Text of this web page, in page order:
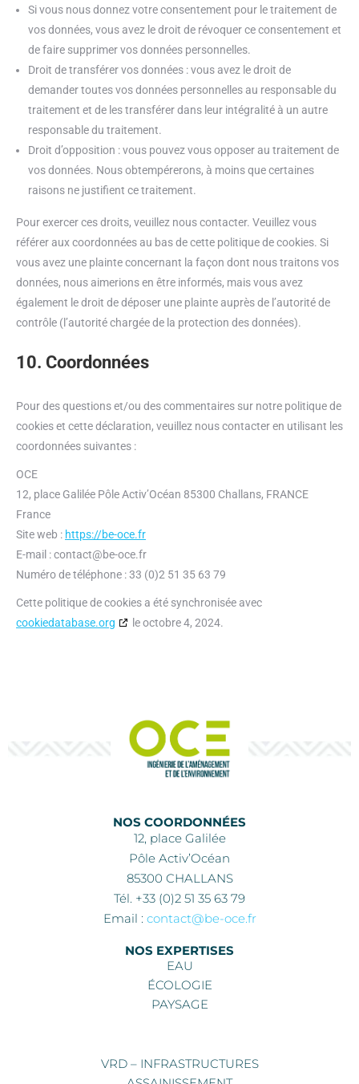
Si vous nous donnez votre consentement pour le traitement de
vos données, vous avez le droit de révoquer ce consentement et
de faire supprimer vos données personnelles.
Droit de transférer vos données : vous avez le droit de
demander toutes vos données personnelles au responsable du
traitement et de les transférer dans leur intégralité à un autre
responsable du traitement.
Droit d’opposition : vous pouvez vous opposer au traitement de
vos données. Nous obtempérerons, à moins que certaines
raisons ne justifient ce traitement.
Pour exercer ces droits, veuillez nous contacter. Veuillez vous
référer aux coordonnées au bas de cette politique de cookies. Si
vous avez une plainte concernant la façon dont nous traitons vos
données, nous aimerions en être informés, mais vous avez
également le droit de déposer une plainte auprès de l’autorité de
contrôle (l’autorité chargée de la protection des données).
10. Coordonnées
Pour des questions et/ou des commentaires sur notre politique de
cookies et cette déclaration, veuillez nous contacter en utilisant les
coordonnées suivantes :
OCE
12, place Galilée Pôle Activ’Océan 85300 Challans, FRANCE
France
Site web : https://be-oce.fr
E-mail :contact@be-oce.fr
Numéro de téléphone : 33 (0)2 51 35 63 79
Cette politique de cookies a été synchronisée avec
cookiedatabase.org
le octobre 4, 2024.
NOS COORDONNÉES
12, place Galilée
Pôle Activ’Océan
85300 CHALLANS
Tél. +33 (0)2 51 35 63 79
Email : contact@be-oce.fr
NOS EXPERTISES
EAU
ÉCOLOGIE
PAYSAGE
VRD – INFRASTRUCTURES